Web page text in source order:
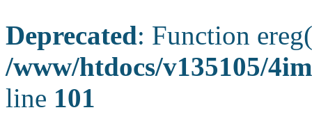
Deprecated: Function
/www/htdocs/v135105/
line 101